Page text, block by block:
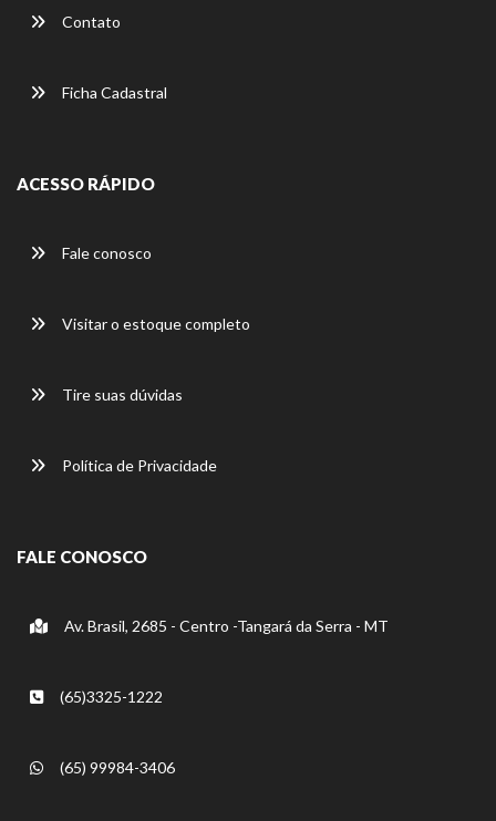
Contato
Ficha Cadastral
ACESSO RÁPIDO
Fale conosco
Visitar o estoque completo
Tire suas dúvidas
Política de Privacidade
FALE CONOSCO
Av. Brasil, 2685 - Centro -Tangará da Serra - MT
(65)3325-1222
(65) 99984-3406